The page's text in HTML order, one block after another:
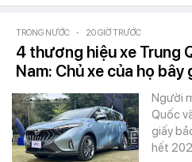
TRONG NƯỚC - 20 GIỜ TRƯỚC
4 thương hiệu xe Trung
Nam: Chủ xe của họ
Người
Quốc
giấy
hết